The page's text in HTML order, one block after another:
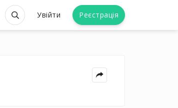
Увійти Реєстрація